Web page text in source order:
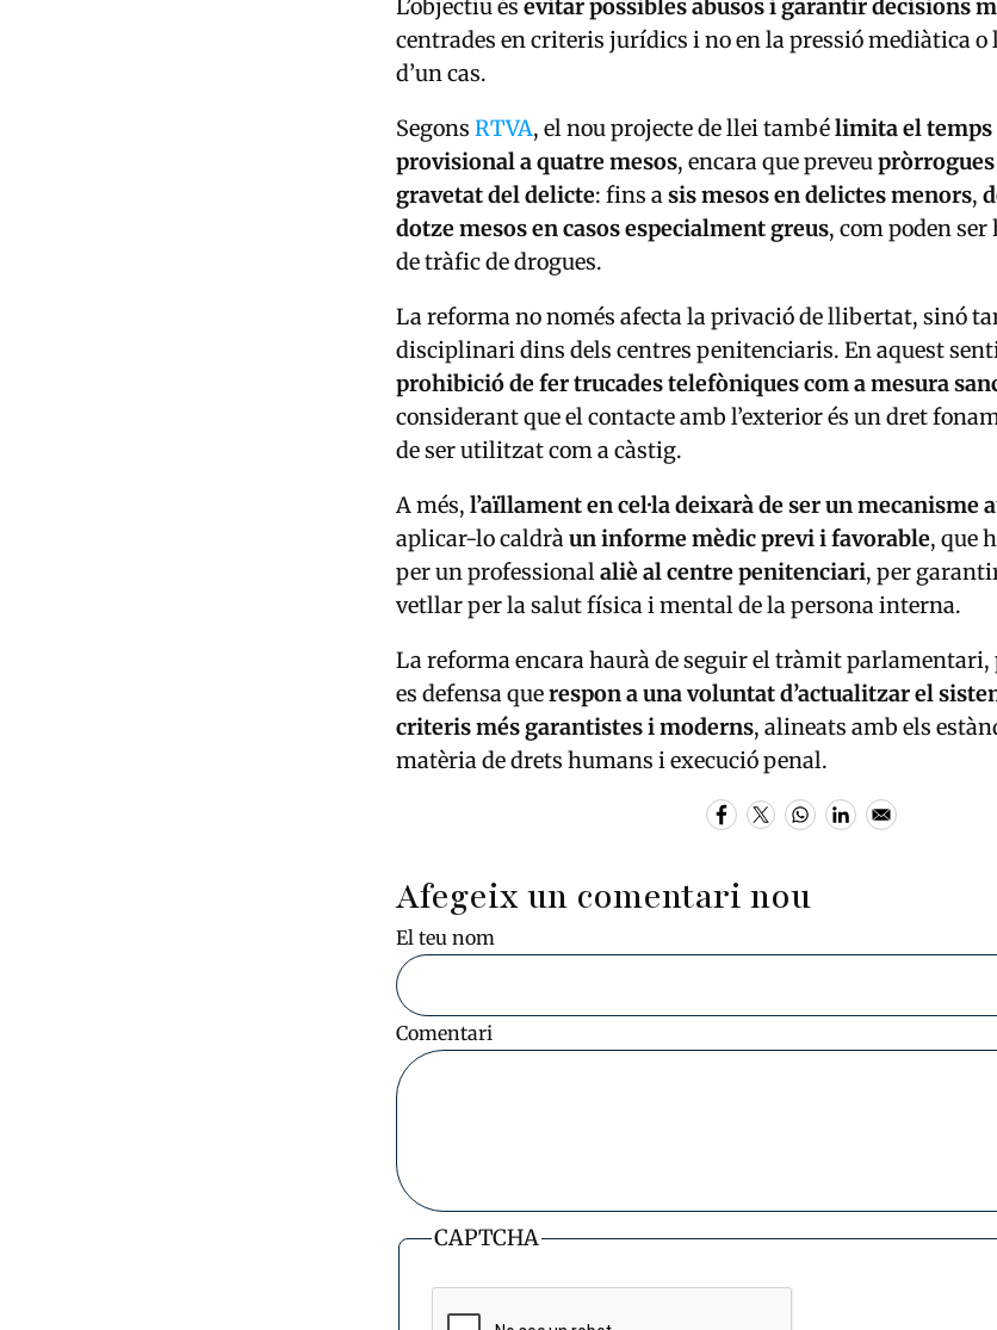
L’objectiu és evitar possibles abusos i garantir decisions
centrades en criteris jurídics i no en la pressió mediàtica o
d’un cas.
Segons RTVA, el nou projecte de llei tambélimita el temps
provisional a quatre mesos, encara que preveu
gravetat del delicte: fins a sis mesos en delictes menors,
dotze mesos en casos especialment greus, com poden
de tràfic de drogues.
La reforma no només afecta la privació de llibertat, sinó
disciplinari dins dels centres penitenciaris. En aquest
prohibició de fer trucades telefòniques com a mesura
considerant que el contacte amb l’exterior és un dret
de ser utilitzat com a càstig.
A més, l’aïllament en cel·la deixarà de ser un mecanisme
aplicar-lo caldrà un informe mèdic previ i favorable, que
per un professional aliè al centre penitenciari, per
vetllar per la salut física i mental de la persona interna.
La reforma encara haurà de seguir el tràmit parlamentari,
es defensa querespon a una voluntat d’actualitzar el
criteris més garantistes i moderns, alineats amb els
matèria de drets humans i execució penal.
Afegeix un comentari nou
El teu nom
Comentari
CAPTCHA